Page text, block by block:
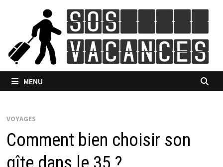
MENU
VOYAGES
Comment bien choisir son